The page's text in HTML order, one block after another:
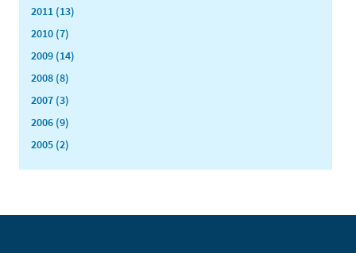
2011 (13)
2010 (7)
2009 (14)
2008 (8)
2007 (3)
2006 (9)
2005 (2)